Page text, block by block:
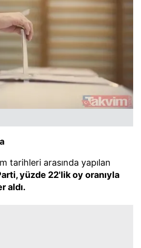
tarihleri arasında yapılan
yüzde 22'lik oy oranıyla
aldı.